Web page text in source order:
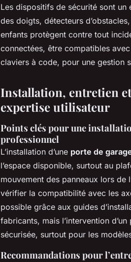
Les dispositifs de sécurité sont
des doigts, détecteurs
enfants protègent contre tout
connectées, être compatibles
claviers à code, pour une gestion
Installation, entretien
expertise utilisateur
Points clés pour une
professionnel
L’installation d’une porte de
l’espace disponible, surtout au
mouvement des panneaux lors de
vérifier la compatibilité avec les
possible grâce aux guides
fabricants, mais l’intervention
sécurisée, surtout pour les
Recommandations pour